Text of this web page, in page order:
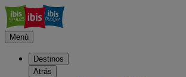
Menú
Destinos
Atrás